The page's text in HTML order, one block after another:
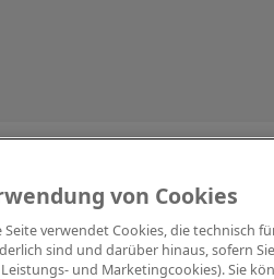
von Cookies
Seite verwendet Cookies, die technisch
sind und darüber hinaus, sofern
Leistungs- und Marketingcookies). Sie